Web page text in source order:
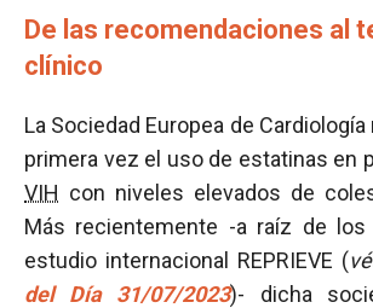
De las recomendaciones al
clínico
La Sociedad Europea de
primera vez el uso de estatinas en
VIH con niveles elevados de
Más recientemente -a raíz de los
estudio internacional REPRIEVE (
del Día 31/07/2023)- dicha